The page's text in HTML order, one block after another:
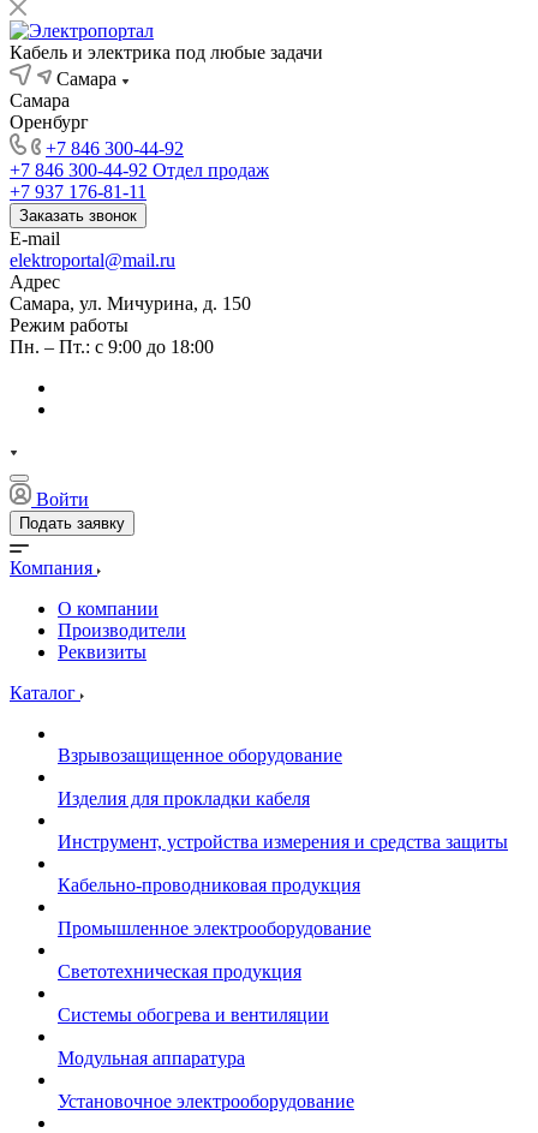
Кабель и электрика под любые задачи
Самара
Самара
Оренбург
+7 846 300-44-92
+7 846 300-44-92 Отдел продаж
+7 937 176-81-11
Заказать звонок
E-mail
elektroportal@mail.ru
Адрес
Самара, ул. Мичурина, д. 150
Режим работы
Пн. – Пт.: с 9:00 до 18:00
Войти
Подать заявку
Компания
О компании
Производители
Реквизиты
Каталог
Взрывозащищенное оборудование
Изделия для прокладки кабеля
Инструмент, устройства измерения и средства защиты
Кабельно-проводниковая продукция
Промышленное электрооборудование
Светотехническая продукция
Системы обогрева и вентиляции
Модульная аппаратура
Установочное электрооборудование